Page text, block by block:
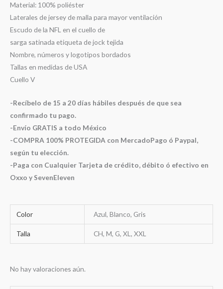
Material: 100% poliéster
Laterales de jersey de malla para mayor ventilación
Escudo de la NFL en el cuello de
sarga satinada etiqueta de jock tejida
Nombre, números y logotipos bordados
Tallas en medidas de USA
Cuello V
-Recíbelo de 15 a 20 días hábiles después de que sea
confirmado tu pago.
-Envío GRATIS a todo México
-COMPRA 100% PROTEGIDA con MercadoPago ó Paypal,
según tu elección.
-Paga con Cualquier Tarjeta de crédito, débito ó efectivo en
Oxxo y SevenEleven
Color Azul, Blanco, Gris
Talla CH, M, G, XL, XXL
No hay valoraciones aún.